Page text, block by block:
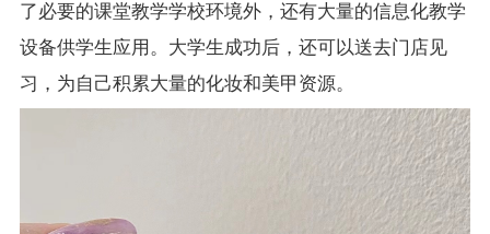
了必要的课堂教学学校环境外，还有大量的信息化教学
设备供学生应用。大学生成功后，还可以送去门店见
习，为自己积累大量的化妆和美甲资源。